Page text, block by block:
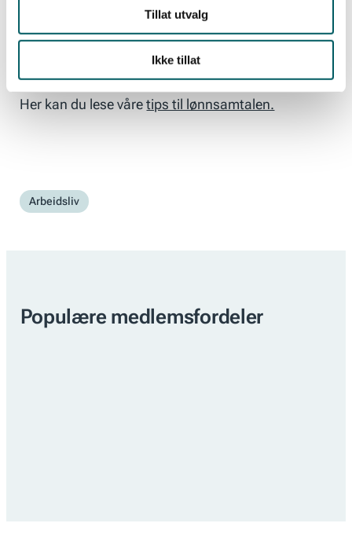
Tillat utvalg
Ikke tillat
lønnssamtale med egen leder for å sette fokus på
egen lønnsutvikling.
Her kan du lese våretips til lønnsamtalen.
Arbeidsliv
Populære medlemsfordeler